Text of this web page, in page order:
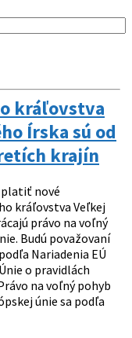
kráľovstva
Írska sú od
krajín
platiť nové
kráľovstva Veľkej
právo na voľný
Budú považovaní
Nariadenia EÚ
o pravidlách
na voľný pohyb
únie sa podľa